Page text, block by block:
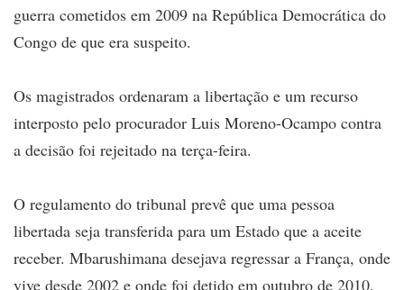
guerra cometidos em 2009 na República Democrática do
Congo de que era suspeito.
Os magistrados ordenaram a libertação e um recurso
interposto pelo procurador Luis Moreno-Ocampo contra
a decisão foi rejeitado na terça-feira.
O regulamento do tribunal prevê que uma pessoa
libertada seja transferida para um Estado que a aceite
receber. Mbarushimana desejava regressar a França, onde
vive desde 2002 e onde foi detido em outubro de 2010.